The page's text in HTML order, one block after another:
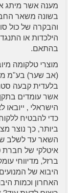
מענה אשר מיתג
בשונה משאר
והבקרה של כול
הילכדות או
בהתאם.
מוצרי טלקומה
(אב שער) בע"מ
בלעדית קבעה
אשר עומדים בתקן
הישראלי ,
כדי להבטיח
ביותר, כך נוצר
השאר עד לשלב
איטלקי של חברת
ברזל, מדיווחי
היבוא של
האחרון וכמות